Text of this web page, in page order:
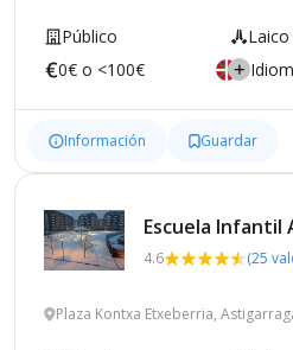
Público Laico
0€ o <100€
Información Guardar
Escuela Infantil
4.6 (25
Plaza Kontxa Etxeberria,